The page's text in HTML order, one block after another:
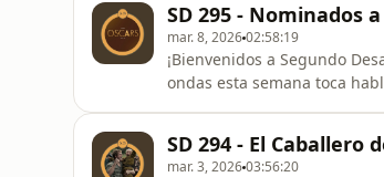
(Crime 101), Youn
SD 295 - Nominados
mar. 8, 202602:58:19
¡Bienvenidos a Segundo Desayuno
ondas esta semana toca
youtube: https://you
SD 294 - El Caballero
mar. 3, 202603:56:20